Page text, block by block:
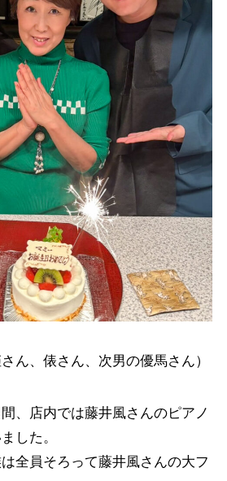
ん、俵さん、次男の優馬さん）
、店内では藤井風さんのピアノ
した。
全員そろって藤井風さんの大フ